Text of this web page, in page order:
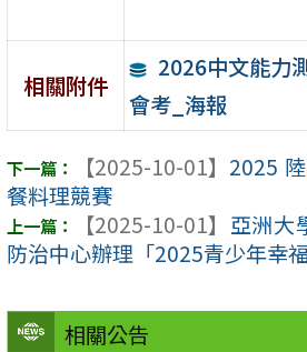
相關公告
相關附件
2026中文能力
會考_海報
【2025-10-01】 2025
餐料理競賽
【2025-10-01】 亞洲大
防治中心辦理「2025青少年幸